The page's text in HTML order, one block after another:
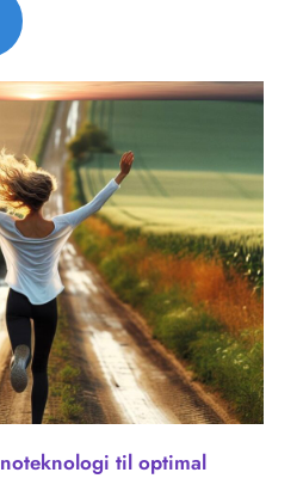
til optimal